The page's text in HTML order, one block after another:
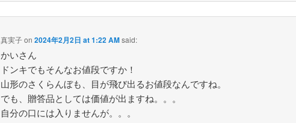
真実子on2024年2月2日 at 1:22 AMsaid:
かいさん
ドンキでもそんなお値段ですか！
山形のさくらんぼも、目が飛び出るお値段なんですね。
でも、贈答品としては価値が出ますね。。。
自分の口には入りませんが。。。